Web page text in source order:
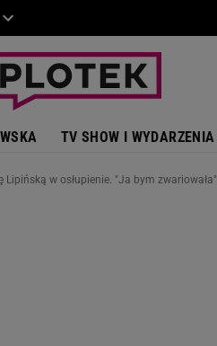
TV SHOW I WYDARZENIA
w osłupienie. "Ja bym zwariowała"